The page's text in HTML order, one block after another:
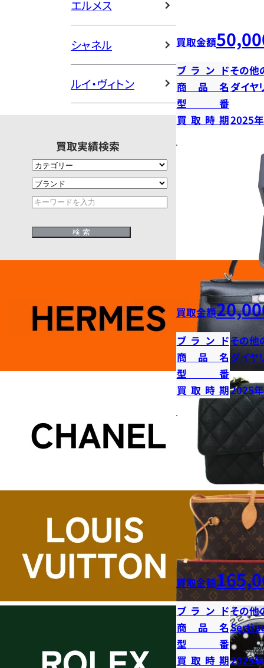
エルメス
シャネル
ルイ・ヴィトン
買取実績検索
買取金額
ブランドその他
商品名ダイヤ
型番
買取時期2025
買取金額
ブランドその他
商品名ダイヤ
型番
買取時期2025
買取金額
ブランドその他
商品名Serti
型番
買取時期2025